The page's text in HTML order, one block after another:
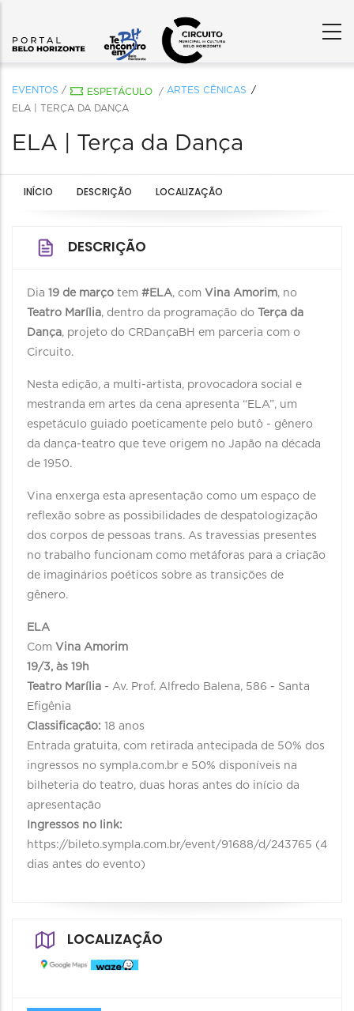
EVENTOS / ESPETÁCULO / ARTES CÊNICAS
ELA | TERÇA DA DANÇA
ELA | Terça da Dança
INÍCIO DESCRIÇÃO LOCALIZAÇÃO
DESCRIÇÃO
Dia 19 de março tem #ELA, com Vina Amorim, no
Teatro Marília, dentro da programação do
Terça da
Dança, projeto do CRDançaBH em parceria com o
Circuito.
Nesta edição, a multi-artista, provocadora social e
mestranda em artes da cena apresenta “ELA”, um
espetáculo guiado poeticamente pelo butô - gênero
da dança-teatro que teve origem no Japão na década
de 1950.
Vina enxerga esta apresentação como um espaço de
reflexão sobre as possibilidades de despatologização
dos corpos de pessoas trans. As travessias presentes
no trabalho funcionam como metáforas para a criação
de imaginários poéticos sobre as transições de
gênero.
ELA
Com Vina Amorim
19/3, às 19h
Teatro Marília - Av. Prof. Alfredo Balena, 586 - Santa
Efigênia
Classificação: 18 anos
Entrada gratuita, com retirada antecipada de 50% dos
ingressos no sympla.com.br e 50% disponíveis na
bilheteria do teatro, duas horas antes do início da
apresentação
Ingressos no link:
https://bileto.sympla.com.br/event/91688/d/243765 (4
dias antes do evento)
LOCALIZAÇÃO